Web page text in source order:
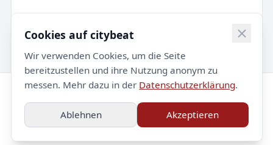
Noch keine Kommentare.
© 2026 citybeat. Alle Rechte vorbehalten.
Impressum
Datenschutz Kontakt
Cookies auf citybeat
Wir verwenden Cookies, um die Seite
bereitzustellen und ihre Nutzung anonym zu
messen. Mehr dazu in der Datenschutzerklärung.
Ablehnen Akzeptieren